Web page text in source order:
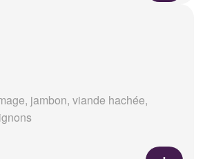
jambon, viande hachée,